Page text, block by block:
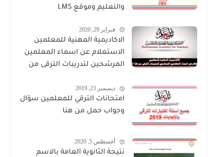
والتعليم وموقع LMS
فبراير 29, 2020
الاكاديمية المهنية للمعلمين
الاستعلام عن اسماء المعلمين
المرشحين لتدريبات الترقى من
ديسمبر 23, 2019
امتحانات الترقي للمعلمين سؤال
وجواب حمل من هنا
أغسطس 5, 2020
نتيجة الثانوية العامة بالاسم